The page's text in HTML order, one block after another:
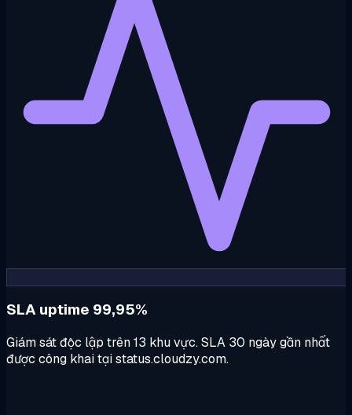
SLA uptime 99,95%
Giám sát độc lập trên 13 khu vực. SLA 30 ngày gần nhất
được công khai tại status.cloudzy.com.